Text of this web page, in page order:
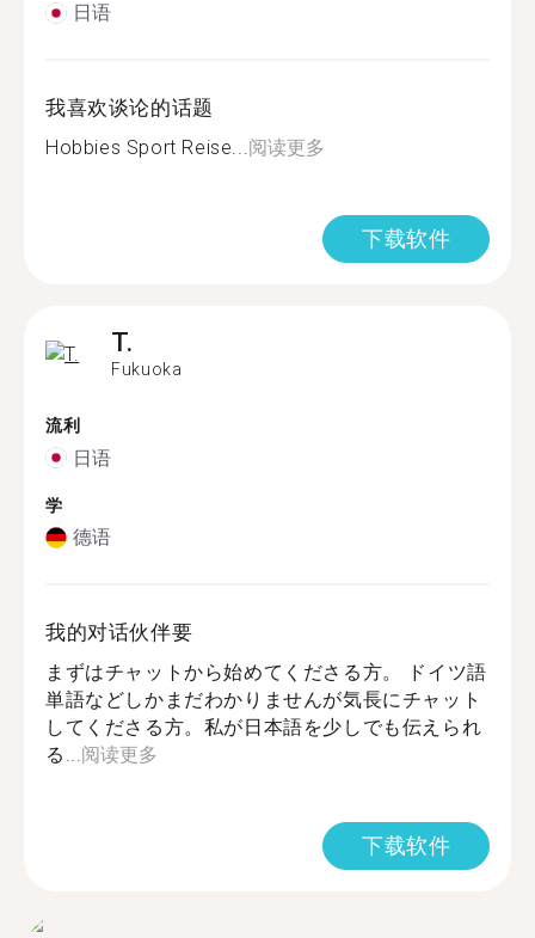
日语
我喜欢谈论的话题
Hobbies Sport Reise...阅读更多
下载软件
T.
Fukuoka
流利
日语
学
德语
我的对话伙伴要
まずはチャットから始めてくださる方。 ドイツ語
単語などしかまだわかりませんが気長にチャット
してくださる方。私が日本語を少しでも伝えられ
る...阅读更多
下载软件